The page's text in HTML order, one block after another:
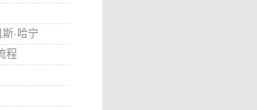
·哈宁
程